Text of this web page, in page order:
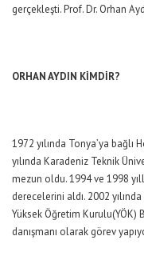
gerçekleşti. Prof. Dr. Orhan
ORHAN AYDIN KİMDİR?
1972 yılında Tonya’ya bağlı
yılında Karadeniz Teknik
mezun oldu. 1994 ve 1998
derecelerini aldı. 2002
Yüksek Öğretim Kurulu(YÖK)
danışmanı olarak görev